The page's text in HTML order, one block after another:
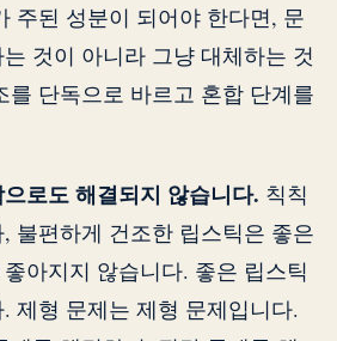
주된 성분이 되어야 한다면, 문
것이 아니라 그냥 대체하는 것
를 단독으로 바르고 혼합 단계를
로도 해결되지 않습니다. 칙칙
불편하게 건조한 립스틱은 좋은
아지지 않습니다. 좋은 립스틱
제형 문제는 제형 문제입니다.